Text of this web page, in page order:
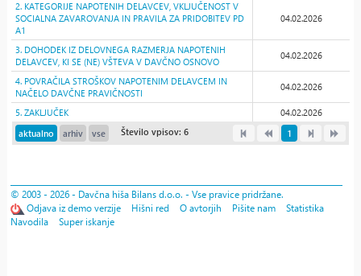
2. KATEGORIJE NAPOTENIH DELAVCEV, VKLJUČENOST V
SOCIALNA ZAVAROVANJA IN PRAVILA ZA PRIDOBITEV PD
A1
04.02.2026
3. DOHODEK IZ DELOVNEGA RAZMERJA NAPOTENIH
DELAVCEV, KI SE (NE) VŠTEVA V DAVČNO OSNOVO
04.02.2026
4. POVRAČILA STROŠKOV NAPOTENIM DELAVCEM IN
NAČELO DAVČNE PRAVIČNOSTI
04.02.2026
5. ZAKLJUČEK
04.02.2026
aktualno
arhiv vse Število vpisov: 6 1
© 2003 - 2026 - Davčna hiša Bilans d.o.o. - Vse pravice pridržane.
Odjava iz demo verzije
Hišni red O avtorjih Pišite nam
Statistika
Navodila
Super iskanje